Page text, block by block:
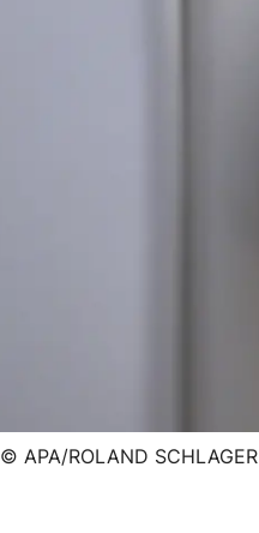
© APA/ROLAND SCHLAGER